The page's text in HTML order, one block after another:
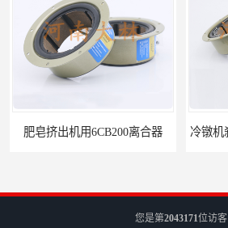
冷镦机刹车6CB,8CB,12CB,18CB
您是第2043171位访客